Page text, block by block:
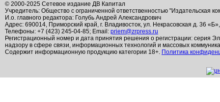
© 2000-2025 Сетевое издание ДВ Капитал
Учредитель: Общество с ограниченной ответственностью "Издательская
И.о. главного редактора: Голубь Андрей Александрович
Адрес: 690014, Приморский край, г. Владивосток, ул. Некрасовская д. 36
Телефоны: +7 (423) 245-04-85; Email: priem@zrpress.ru
Регистрационный номер и дата принятия решения о регистрации: серия
надзору в сфере связи, информационных технологий и массовых
Содержит информационную продукцию категории 18+. Политика